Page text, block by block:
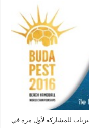
للمشاركة لأول مرة في